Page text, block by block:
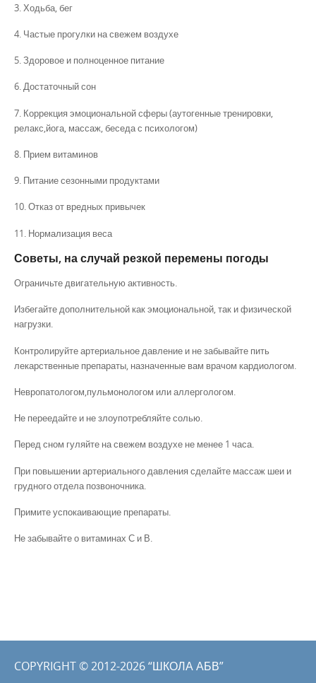
3. Ходьба, бег
4. Частые прогулки на свежем воздухе
5. Здоровое и полноценное питание
6. Достаточный сон
7. Коррекция эмоциональной сферы (аутогенные тренировки,
релакс,йога, массаж, беседа с психологом)
8. Прием витаминов
9. Питание сезонными продуктами
10. Отказ от вредных привычек
11. Нормализация веса
Советы, на случай резкой перемены погоды
Ограничьте двигательную активность.
Избегайте дополнительной как эмоциональной, так и физической
нагрузки.
Контролируйте артериальное давление и не забывайте пить
лекарственные препараты, назначенные вам врачом кардиологом.
Невропатологом,пульмонологом или аллергологом.
Не переедайте и не злоупотребляйте солью.
Перед сном гуляйте на свежем воздухе не менее 1 часа.
При повышении артериального давления сделайте массаж шеи и
грудного отдела позвоночника.
Примите успокаивающие препараты.
Не забывайте о витаминах С и В.
COPYRIGHT © 2012-2026 “ШКОЛА АБВ”